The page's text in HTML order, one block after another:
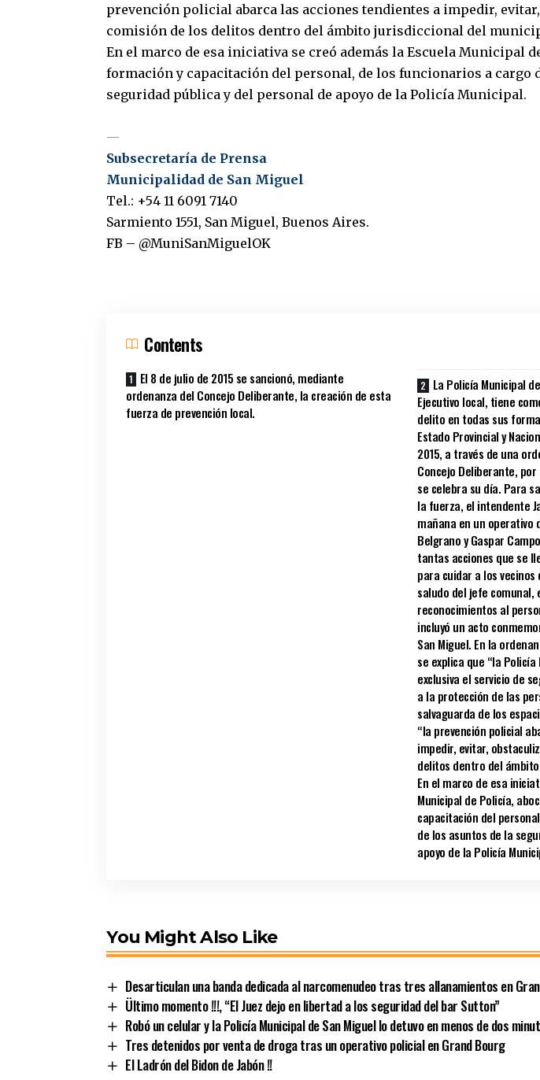
prevención policial abarca las acciones tendientes a impedir,
comisión de los delitos dentro del ámbito jurisdiccional del
En el marco de esa iniciativa se creó además la Escuela Municipal
formación y capacitación del personal, de los funcionarios a cargo
seguridad pública y del personal de apoyo de la Policía Municipal.
—
Subsecretaría de Prensa
Municipalidad de San Miguel
Tel.: +54 11 6091 7140
Sarmiento 1551, San Miguel, Buenos Aires.
FB – @MuniSanMiguelOK
Contents
El 8 de julio de 2015 se sancionó, mediante
ordenanza del Concejo Deliberante, la creación de esta
fuerza de prevención local.
La Policía Municipal
Ejecutivo local, tiene
delito en todas sus
Estado Provincial y
2015, a través de una
Concejo Deliberante,
se celebra su día. Para
la fuerza, el intendente
mañana en un operativo
Belgrano y Gaspar
tantas acciones que se
para cuidar a los vecinos
saludo del jefe comunal,
reconocimientos al
incluyó un acto
San Miguel. En la
se explica que “la
exclusiva el servicio de
a la protección de las
salvaguarda de los
“la prevención policial
impedir, evitar,
delitos dentro del
En el marco de esa
Municipal de Policía,
capacitación del
de los asuntos de la
apoyo de la Policía
You Might Also Like
Desarticulan una banda dedicada al narcomenudeo tras tres allanamientos en
Ültimo momento !!!, “El Juez dejo en libertad a los seguridad del bar Sutton”
Robó un celular y la Policía Municipal de San Miguel lo detuvo en menos de dos
Tres detenidos por venta de droga tras un operativo policial en Grand Bourg
El Ladrón del Bidon de Jabón !!